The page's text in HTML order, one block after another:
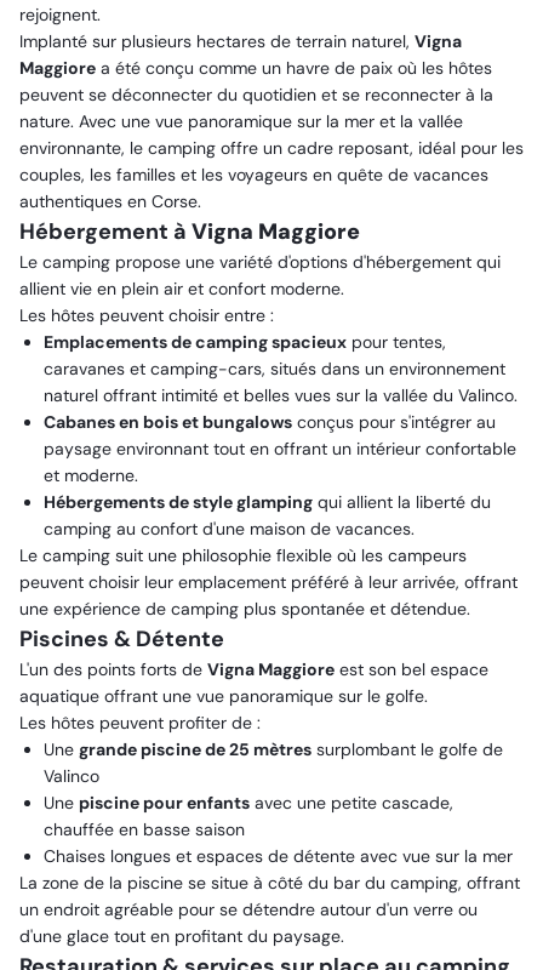
rejoignent.
Implanté sur plusieurs hectares de terrain naturel, Vigna
Maggiore a été conçu comme un havre de paix où les hôtes
peuvent se déconnecter du quotidien et se reconnecter à la
nature. Avec une vue panoramique sur la mer et la vallée
environnante, le camping offre un cadre reposant, idéal pour les
couples, les familles et les voyageurs en quête de vacances
authentiques en Corse.
Hébergement à Vigna Maggiore
Le camping propose une variété d'options d'hébergement qui
allient vie en plein air et confort moderne.
Les hôtes peuvent choisir entre :
Emplacements de camping spacieux pour tentes,
caravanes et camping-cars, situés dans un environnement
naturel offrant intimité et belles vues sur la vallée du Valinco.
Cabanes en bois et bungalows conçus pour s'intégrer au
paysage environnant tout en offrant un intérieur confortable
et moderne.
Hébergements de style glamping qui allient la liberté du
camping au confort d'une maison de vacances.
Le camping suit une philosophie flexible où les campeurs
peuvent choisir leur emplacement préféré à leur arrivée, offrant
une expérience de camping plus spontanée et détendue.
Piscines & Détente
L'un des points forts de Vigna Maggiore est son bel espace
aquatique offrant une vue panoramique sur le golfe.
Les hôtes peuvent profiter de :
Une grande piscine de 25 mètres surplombant le golfe de
Valinco
Une piscine pour enfants avec une petite cascade,
chauffée en basse saison
Chaises longues et espaces de détente avec vue sur la mer
La zone de la piscine se situe à côté du bar du camping, offrant
un endroit agréable pour se détendre autour d'un verre ou
d'une glace tout en profitant du paysage.